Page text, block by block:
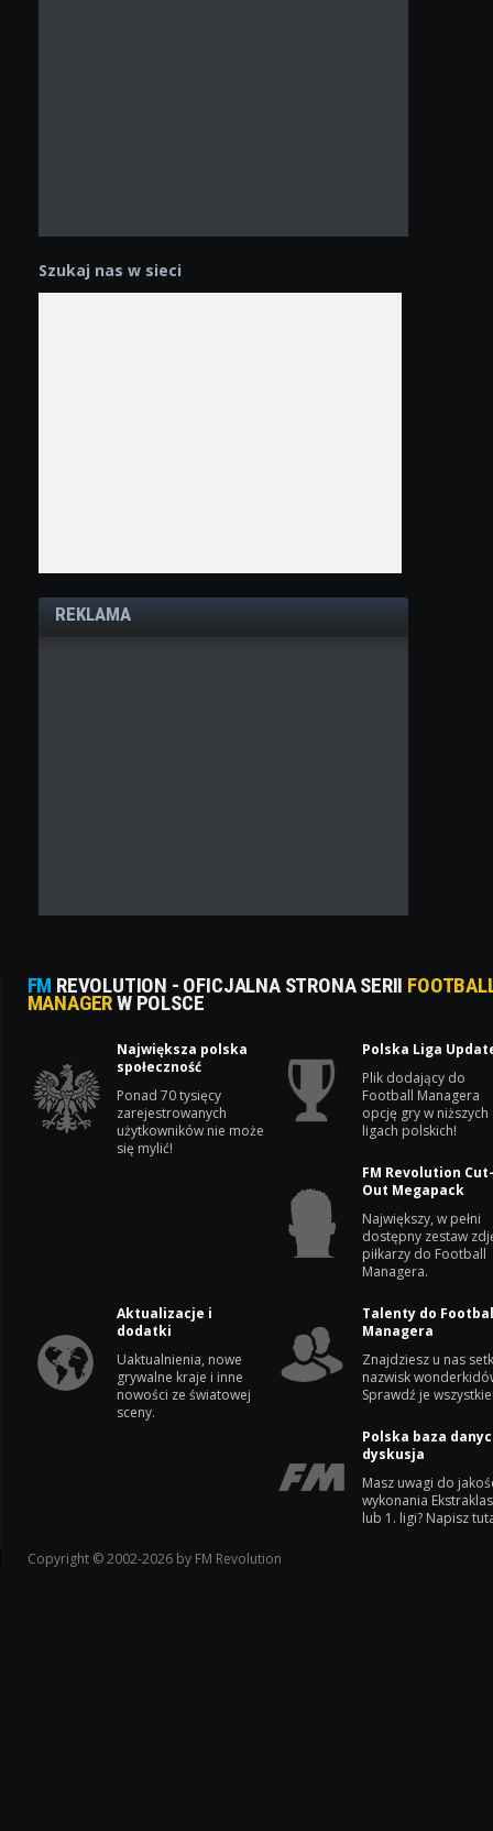
Szukaj nas w sieci
REKLAMA
FM REVOLUTION - OFICJALNA STRONA SERII
MANAGERW POLSCE
Największa polska
społeczność
Ponad 70 tysięcy
zarejestrowanych
użytkowników nie może
się mylić!
Polska Liga
Plik dodający do
Football Managera
opcję gry w niższych
ligach polskich!
FM Revolution
Out Megapack
Największy, w pełni
dostępny zestaw
piłkarzy do Football
Managera.
Aktualizacje i
dodatki
Uaktualnienia, nowe
grywalne kraje i inne
nowości ze światowej
sceny.
Talenty do
Managera
Znajdziesz u nas
nazwisk
Sprawdź je
Polska baza
dyskusja
Masz uwagi do
wykonania
lub 1. ligi? Napisz
Copyright © 2002-2026 by FM Revolution